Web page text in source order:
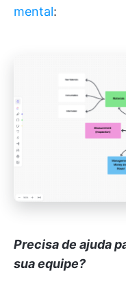
mental:
Precisa de ajuda
sua equipe?